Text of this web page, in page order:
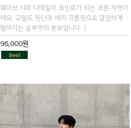
웨이브 지퍼 디테일이 포인트가 되는 코튼 자켓이
에요. 고밀도 원단과 세미 크롭핏으로 깔끔하게
떨어지는 실루엣이 돋보입니다 :)
96,000원